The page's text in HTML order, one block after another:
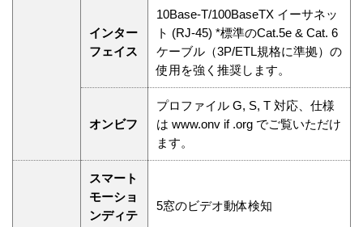
インター
フェイス
10Base-T/100BaseTX イーサネッ
ト (RJ-45) *標準のCat.5e & Cat. 6
ケーブル（3P/ETL規格に準拠）の
使用を強く推奨します。
オンビフ
プロファイル G, S, T 対応、仕様
は www.onv if .org でご覧いただけ
ます。
スマート
モーショ
ンディテ
5窓のビデオ動体検知